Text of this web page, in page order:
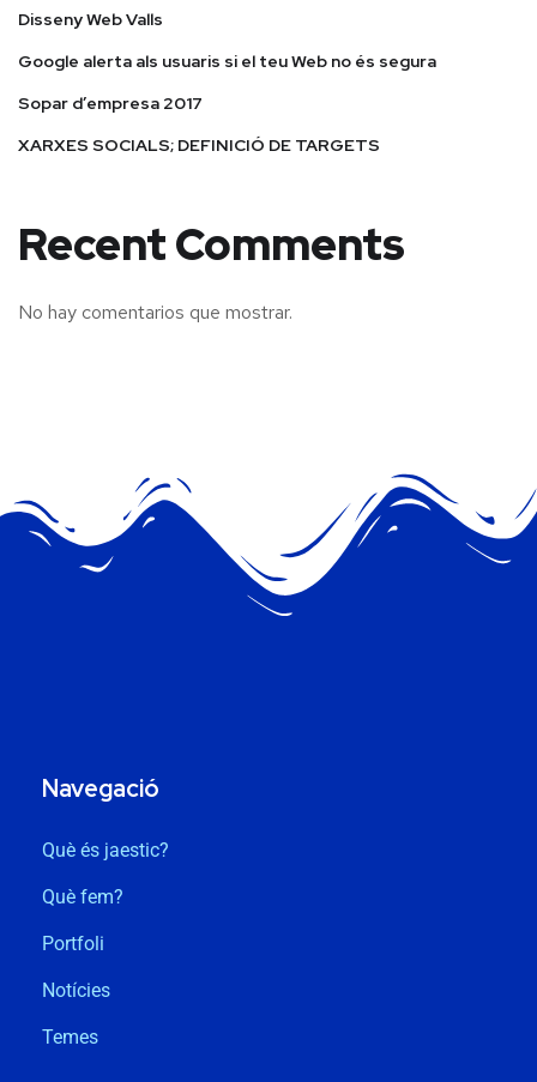
Disseny Web Valls
Google alerta als usuaris si el teu Web no és segura
Sopar d’empresa 2017
XARXES SOCIALS; DEFINICIÓ DE TARGETS
Recent Comments
No hay comentarios que mostrar.
Navegació
Què és jaestic?
Què fem?
Portfoli
Notícies
Temes